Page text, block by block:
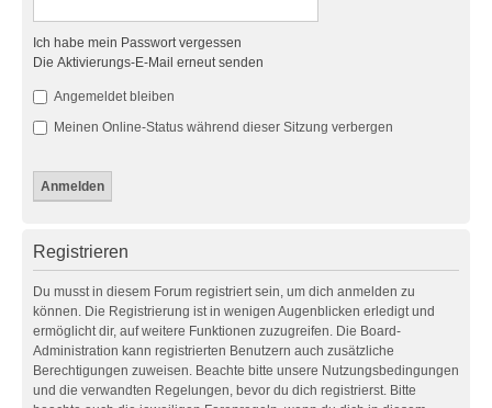
Ich habe mein Passwort vergessen
Die Aktivierungs-E-Mail erneut senden
Angemeldet bleiben
Meinen Online-Status während dieser Sitzung verbergen
Registrieren
Du musst in diesem Forum registriert sein, um dich anmelden zu
können. Die Registrierung ist in wenigen Augenblicken erledigt und
ermöglicht dir, auf weitere Funktionen zuzugreifen. Die Board-
Administration kann registrierten Benutzern auch zusätzliche
Berechtigungen zuweisen. Beachte bitte unsere Nutzungsbedingungen
und die verwandten Regelungen, bevor du dich registrierst. Bitte